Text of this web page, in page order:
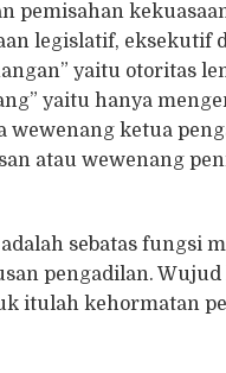
pemisahan
legislatif, eksekutif
yaitu otoritas
yaitu hanya
wewenang ketua
atau wewenang
sebatas fungsi
pengadilan.
itulah kehormatan